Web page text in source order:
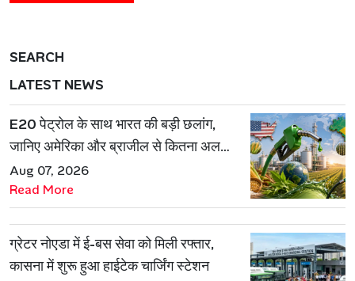
SEARCH
LATEST NEWS
E20 पेट्रोल के साथ भारत की बड़ी छलांग,
जानिए अमेरिका और ब्राजील से कितना अलग
है एथेनॉल मॉडल
Aug 07, 2026
Read More
ग्रेटर नोएडा में ई-बस सेवा को मिली रफ्तार,
कासना में शुरू हुआ हाईटेक चार्जिंग स्टेशन